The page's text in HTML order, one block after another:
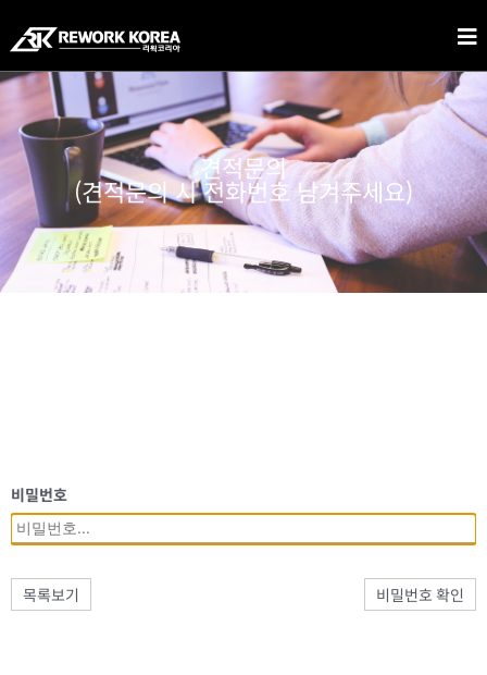
견적문의
(견적문의 시 전화번호 남겨주세요)
비밀번호
목록보기 비밀번호 확인